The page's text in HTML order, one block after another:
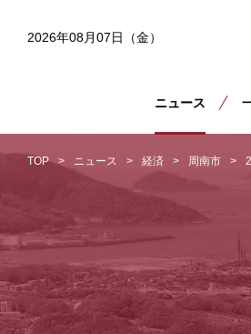
2026年08月07日（金）
ニュース
TOP ニュース 経済 周南市